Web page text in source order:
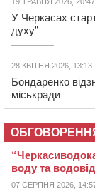
У Черкасах
духу”
28 КВІТНЯ 2026, 13:13
Бондаренко
міськради
воду та
07 СЕРПНЯ 2026,